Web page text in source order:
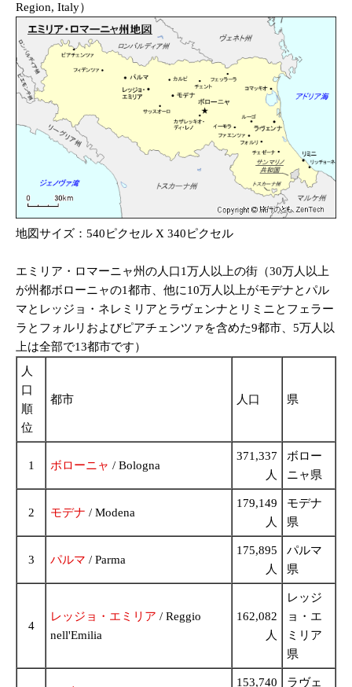
Region, Italy）
地図サイズ：540ピクセル X 340ピクセル
エミリア・ロマーニャ州の人口1万人以上の街（30万人以上
が州都ボローニャの1都市、他に10万人以上がモデナとパル
マとレッジョ・ネレミリアとラヴェンナとリミニとフェラー
ラとフォルリおよびピアチェンツァを含めた9都市、5万人以
上は全部で13都市です）
人
口
順
位
都市 人口 県
1 ボローニャ / Bologna
371,337
人
ボロー
ニャ県
2 モデナ / Modena
179,149
人
モデナ
県
3 パルマ / Parma
175,895
人
パルマ
県
4
レッジョ・エミリア / Reggio
nell'Emilia
162,082
人
レッジ
ョ・エ
ミリア
県
153,740 ラヴェ